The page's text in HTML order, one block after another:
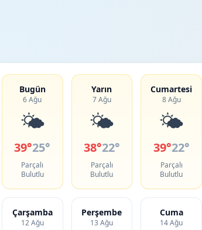
Bugün
6 Ağu
🌤️
39°25°
Parçalı
Bulutlu
Yarın
7 Ağu
🌤️
38°22°
Parçalı
Bulutlu
Cumartesi
8 Ağu
🌤️
39°22°
Parçalı
Bulutlu
Çarşamba
12 Ağu
Perşembe
13 Ağu
Cuma
14 Ağu